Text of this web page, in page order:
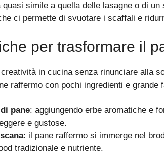
quasi simile a quella delle lasagne o di
ci permette di svuotare i scaffali e
per trasformare il
in cucina senza rinunciare alla
raffermo con pochi ingredienti e grande
pane: aggiungendo erbe aromatiche e
e gustose.
: il pane raffermo si immerge nel
tradizionale e nutriente.